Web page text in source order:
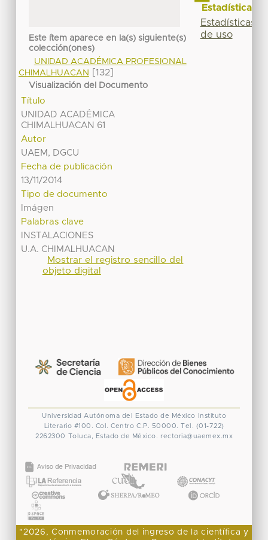
Este ítem aparece en la(s) siguiente(s)
colección(ones)
UNIDAD ACADÉMICA PROFESIONAL
CHIMALHUACAN
[132]
Visualización del Documento
Título
UNIDAD ACADÉMICA
CHIMALHUACAN 61
Autor
UAEM, DGCU
Fecha de publicación
13/11/2014
Tipo de documento
Imágen
Palabras clave
INSTALACIONES
U.A. CHIMALHUACAN
Mostrar el registro sencillo del
objeto digital
Estadísticas
Estadísticas
de uso
Universidad Autónoma del Estado de México
Instituto
Literario #100. Col. Centro C.P. 50000. Tel. (01-722)
2262300
Toluca, Estado de México. rectoria@uaemex.mx
"2026, Conmemoración del ingreso de la científica y